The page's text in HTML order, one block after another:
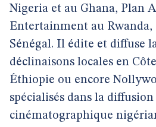
Nigeria et au Ghana, Plan
Entertainment au
Sénégal. Il édite et diffuse
déclinaisons locales en
Éthiopie ou encore
spécialisés dans la
cinématographique